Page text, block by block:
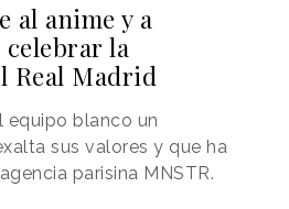
al anime y a
celebrar la
Real Madrid
equipo blanco un
sus valores y que ha
parisina MNSTR.